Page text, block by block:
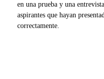
en una prueba y una
aspirantes que hayan
correctamente.